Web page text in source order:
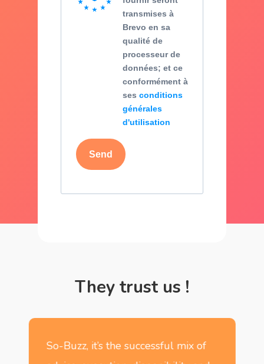
transmises à
Brevo en sa
qualité de
processeur de
données; et ce
conformément à
ses conditions
générales
d'utilisation
Send
They trust us !
So-Buzz, it’s the successful mix of